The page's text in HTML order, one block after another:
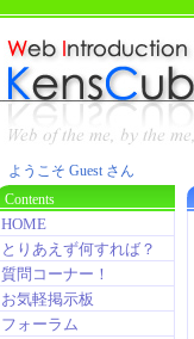
ようこそ Guest さん
Contents
HOME
とりあえず何すれば？
質問コーナー！
お気軽掲示板
フォーラム